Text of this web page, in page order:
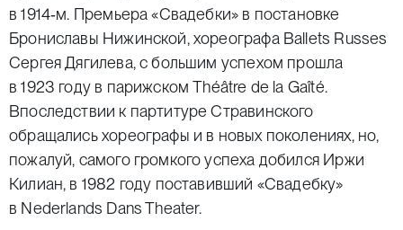
в 1914‑м. Премьера «Свадебки» в постановке
Брониславы Нижинской, хореографа Ballets Russes
Сергея Дягилева, с большим успехом прошла
в 1923 году в парижском Théâtre de la Gaîté.
Впоследствии к партитуре Стравинского
обращались хореографы и в новых поколениях, но,
пожалуй, самого громкого успеха добился Иржи
Килиан, в 1982 году поставивший «Свадебку»
в Nederlands Dans Theater.